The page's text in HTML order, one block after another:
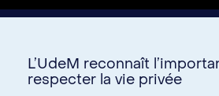
L’UdeM reconnaît
respecter la vie privée